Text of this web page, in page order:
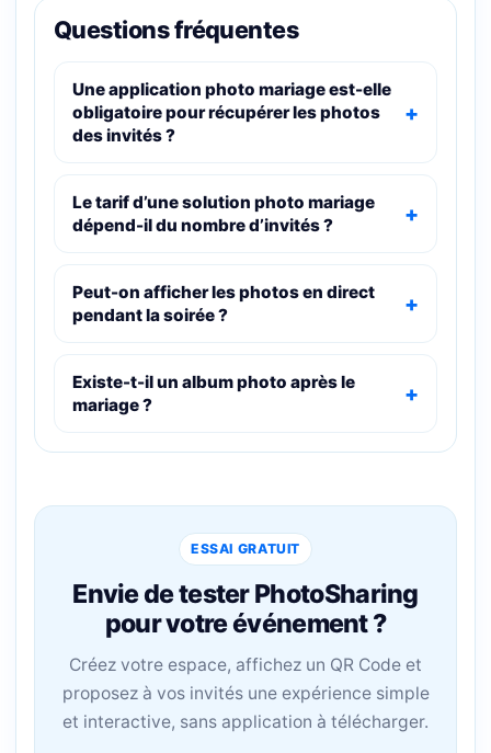
Questions fréquentes
Une application photo mariage est-elle
obligatoire pour récupérer les photos
des invités ?
Le tarif d’une solution photo mariage
dépend-il du nombre d’invités ?
Peut-on afficher les photos en direct
pendant la soirée ?
Existe-t-il un album photo après le
mariage ?
ESSAI GRATUIT
Envie de tester PhotoSharing
pour votre événement ?
Créez votre espace, affichez un QR Code et
proposez à vos invités une expérience simple
et interactive, sans application à télécharger.